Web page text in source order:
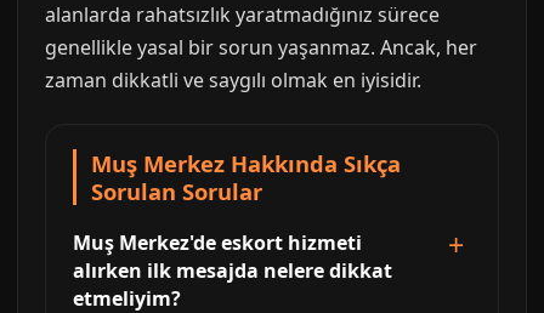
alanlarda rahatsızlık yaratmadığınız sürece
genellikle yasal bir sorun yaşanmaz. Ancak, her
zaman dikkatli ve saygılı olmak en iyisidir.
Muş Merkez Hakkında Sıkça
Sorulan Sorular
Muş Merkez'de eskort hizmeti
alırken ilk mesajda nelere dikkat
etmeliyim?